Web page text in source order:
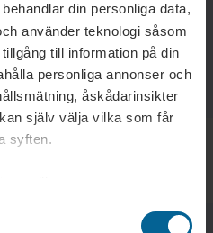
behandlar din personliga data,
använder teknologi såsom
till information på din
personliga annonser och
åskådarinsikter
själv välja vilka som får
syften.
vilja:
upp till flera meter